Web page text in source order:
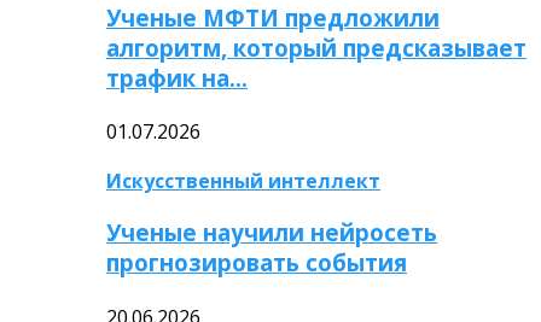
Ученые МФТИ предложили
алгоритм, который предсказывает
трафик на…
01.07.2026
Искусственный интеллект
Ученые научили нейросеть
прогнозировать события